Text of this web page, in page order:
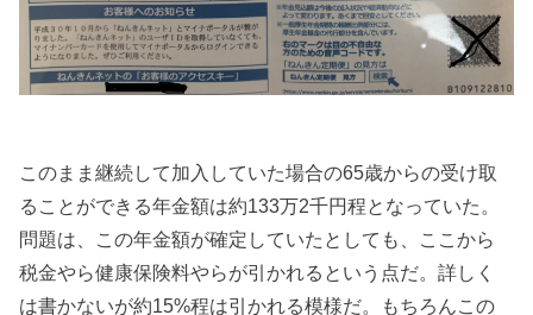
このまま継続して加入していた場合の65歳からの受け取
ることができる年金額は約133万2千円程となっていた。
問題は、この年金額が確定していたとしても、ここから
税金やら健康保険料やらが引かれるという点だ。詳しく
は書かないが約15%程は引かれる模様だ。もちろんこの